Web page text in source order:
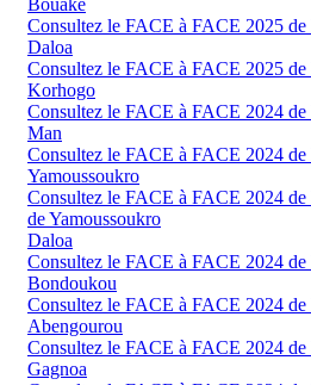
Bouaké
Consultez le FACE à FACE 2025
Daloa
Consultez le FACE à FACE 2025
Korhogo
Consultez le FACE à FACE 2024 de
Man
Consultez le FACE à FACE 2024
Yamoussoukro
Consultez le FACE à FACE 2024
de Yamoussoukro
Daloa
Consultez le FACE à FACE 2024 de
Bondoukou
Consultez le FACE à FACE 2024
Abengourou
Consultez le FACE à FACE 2024
Gagnoa